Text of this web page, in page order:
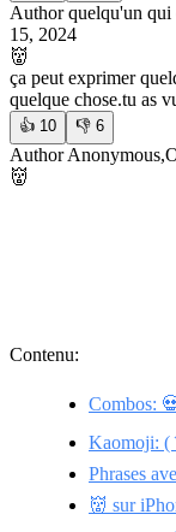
Author quelqu'un
15, 2024
👹
ça peut exprimer
quelque chose.tu as
👍 10 👎 6
Author
👹
Contenu:
Combos:
Kaomoji: (
Phrases
👹 sur